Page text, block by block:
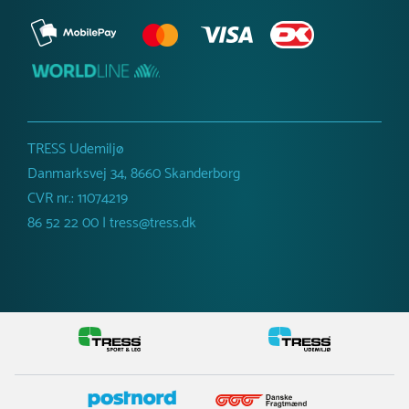
TRESS Udemiljø
Danmarksvej 34, 8660 Skanderborg
CVR nr.: 11074219
86 52 22 00 | tress@tress.dk